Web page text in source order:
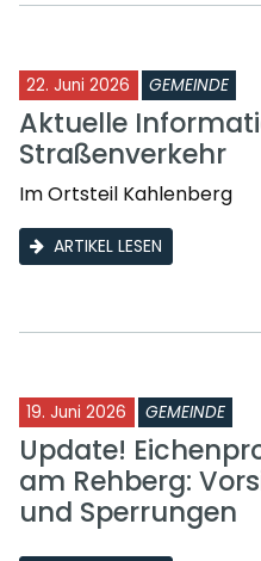
22. Juni 2026 GEMEINDE
Aktuelle
Straßenverkehr
Im Ortsteil Kahlenberg
ARTIKEL LESEN
19. Juni 2026 GEMEINDE
Update!
am Rehberg:
und Sperrungen